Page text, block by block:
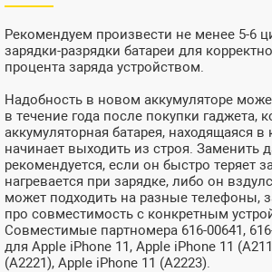
Рекомендуем произвести не менее 5-6
зарядки-разрядки батареи для
процента заряда устройством.
Надобность в новом аккумуляторе
в течение года после покупки гаджета,
аккумуляторная батарея, находящаяся в
начинает выходить из строя. Заменить
рекомендуется, если он быстро теряет
нагревается при зарядке, либо он
может подходить на разные телефоны,
про совместимость с конкретным
Совместимые партномера 616-00641,
для Apple iPhone 11, Apple iPhone 11
(A2221), Apple iPhone 11 (A2223).